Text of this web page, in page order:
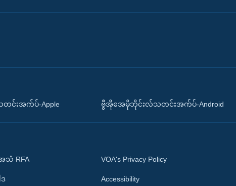
င်းအက်ပ်-Apple ဗွီအိုအေမိုဘိုင်းလ်သတင်းအက်ပ်-Android
RFA
ဒ
VOA's Privacy Policy
Accessibility